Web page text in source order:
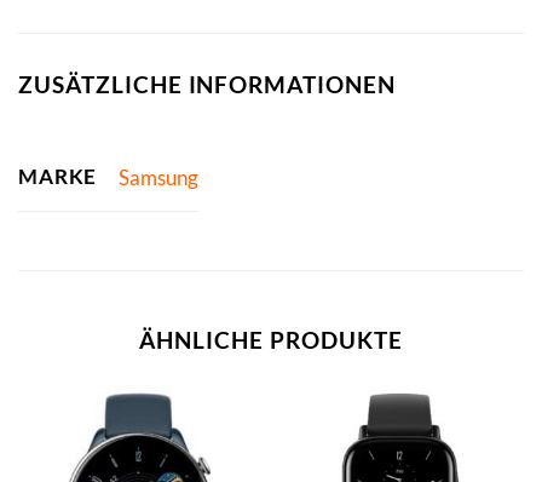
ZUSÄTZLICHE INFORMATIONEN
MARKE Samsung
ÄHNLICHE PRODUKTE